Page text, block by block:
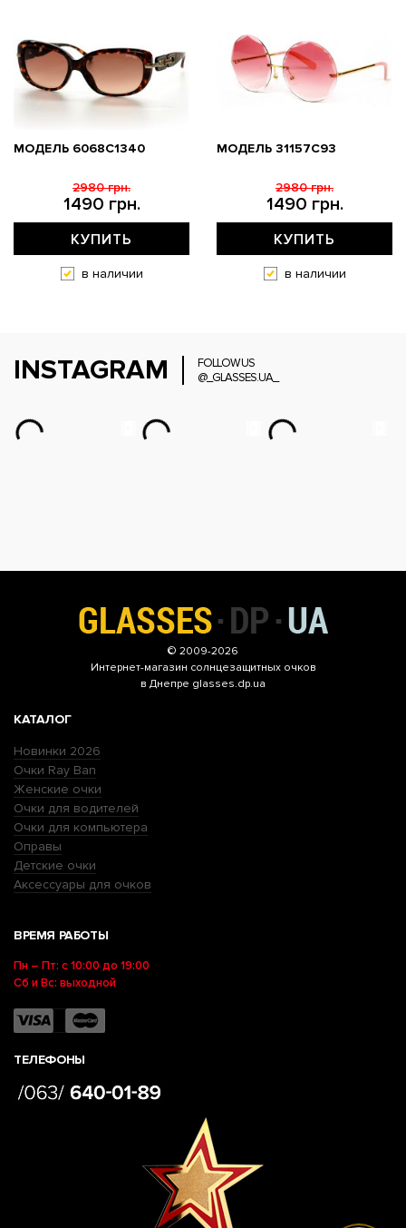
МОДЕЛЬ 6068C1340
1490 грн.
2980 грн.
КУПИТЬ
в наличии
МОДЕЛЬ 31157С93
1490 грн.
2980 грн.
КУПИТЬ
в наличии
INSTAGRAM
FOLLOW US
@_GLASSES.UA_
© 2009-2026
Интернет-магазин солнцезащитных очков
в Днепре glasses.dp.ua
КАТАЛОГ
Новинки 2026
Очки Ray Ban
Женские очки
Очки для водителей
Очки для компьютера
Оправы
Детские очки
Аксессуары для очков
ВРЕМЯ РАБОТЫ
Пн – Пт: с 10:00 до 19:00
Сб и Вс: выходной
ТЕЛЕФОНЫ